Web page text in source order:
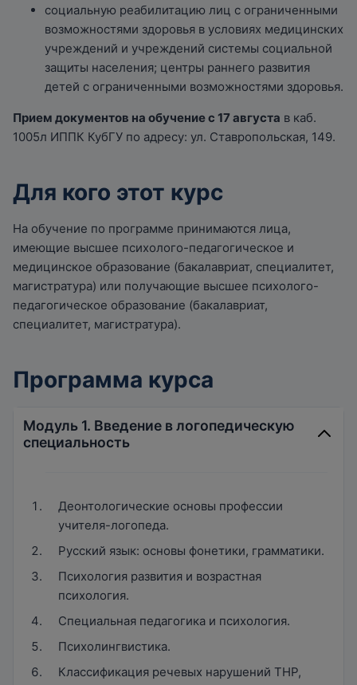
социальную реабилитацию лиц с ограниченными
возможностями здоровья в условиях медицинских
учреждений и учреждений системы социальной
защиты населения; центры раннего развития
детей с ограниченными возможностями здоровья.
Прием документов на обучение с 17 августа в каб.
1005л ИППК КубГУ по адресу: ул. Ставропольская, 149.
Для кого этот курс
На обучение по программе принимаются лица,
имеющие высшее психолого-педагогическое и
медицинское образование (бакалавриат, специалитет,
магистратура) или получающие высшее психолого-
педагогическое образование (бакалавриат,
специалитет, магистратура).
Программа курса
Модуль 1. Введение в логопедическую
специальность
Деонтологические основы профессии
учителя-логопеда.
Русский язык: основы фонетики, грамматики.
Психология развития и возрастная
психология.
Специальная педагогика и психология.
Психолингвистика.
Классификация речевых нарушений ТНР,